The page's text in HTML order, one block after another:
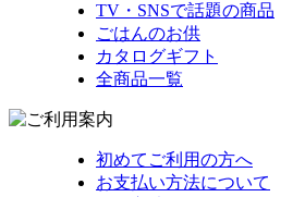
TV・SNSで話題の商品
ごはんのお供
カタログギフト
全商品一覧
初めてご利用の方へ
お支払い方法について